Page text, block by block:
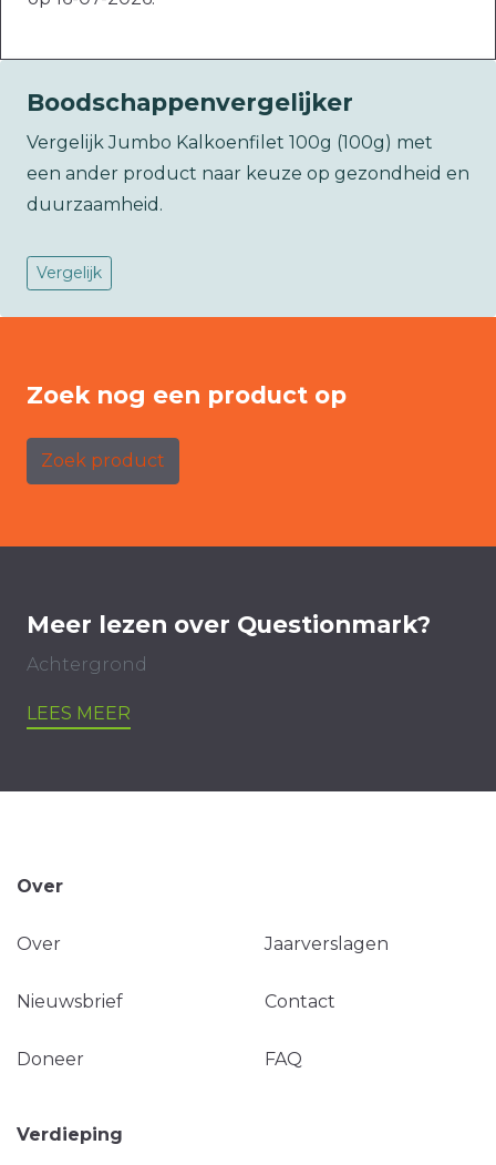
Boodschappenvergelijker
Vergelijk Jumbo Kalkoenfilet 100g (100g) met
een ander product naar keuze op gezondheid en
duurzaamheid.
Vergelijk
Zoek nog een product op
Zoek product
Meer lezen over Questionmark?
Achtergrond
LEES MEER
Over
Over Jaarverslagen
Nieuwsbrief Contact
Doneer FAQ
Verdieping